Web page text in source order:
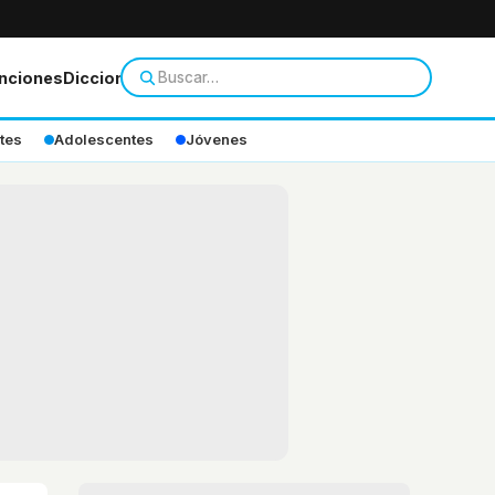
Diccionario
Adolescentes Jóvenes